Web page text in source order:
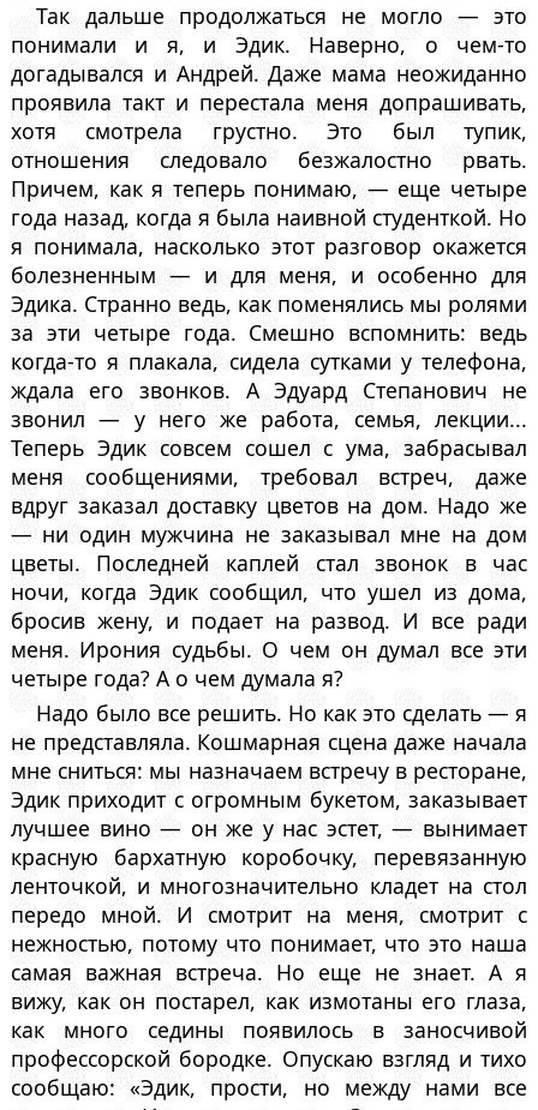
Так дальше продолжаться не могло — это
понимали и я, и Эдик. Наверно, о чем-то
догадывался и Андрей. Даже мама неожиданно
проявила такт и перестала меня допрашивать,
хотя смотрела грустно. Это был тупик,
отношения следовало безжалостно рвать.
Причем, как я теперь понимаю, — еще четыре
года назад, когда я была наивной студенткой. Но
я понимала, насколько этот разговор окажется
болезненным — и для меня, и особенно для
Эдика. Странно ведь, как поменялись мы ролями
за эти четыре года. Смешно вспомнить: ведь
когда-то я плакала, сидела сутками у телефона,
ждала его звонков. А Эдуард Степанович не
звонил — у него же работа, семья, лекции...
Теперь Эдик совсем сошел с ума, забрасывал
меня сообщениями, требовал встреч, даже
вдруг заказал доставку цветов на дом. Надо же
— ни один мужчина не заказывал мне на дом
цветы. Последней каплей стал звонок в час
ночи, когда Эдик сообщил, что ушел из дома,
бросив жену, и подает на развод. И все ради
меня. Ирония судьбы. О чем он думал все эти
четыре года? А о чем думала я?
Надо было все решить. Но как это сделать — я
не представляла. Кошмарная сцена даже начала
мне сниться: мы назначаем встречу в ресторане,
Эдик приходит с огромным букетом, заказывает
лучшее вино — он же у нас эстет, — вынимает
красную бархатную коробочку, перевязанную
ленточкой, и многозначительно кладет на стол
передо мной. И смотрит на меня, смотрит с
нежностью, потому что понимает, что это наша
самая важная встреча. Но еще не знает. А я
вижу, как он постарел, как измотаны его глаза,
как много седины появилось в заносчивой
профессорской бородке. Опускаю взгляд и тихо
сообщаю: «Эдик, прости, но между нами все